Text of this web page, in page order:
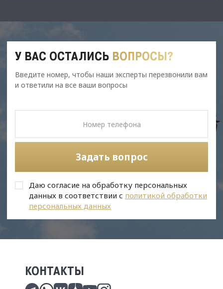
У ВАС ОСТАЛИСЬ ВОПРОСЫ?
Введите номер, чтобы наши эксперты перезвонили вам
и ответили на все ваши вопросы
Задать вопрос
Даю согласие на обработку персональных
данных в соответствии с политикой обработки
персональных данных
КОНТАКТЫ